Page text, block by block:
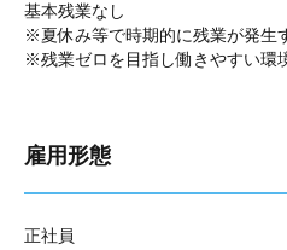
基本残業なし
※夏休み等で時期的に残業が発生
※残業ゼロを目指し働きやすい環
雇用形態
正社員